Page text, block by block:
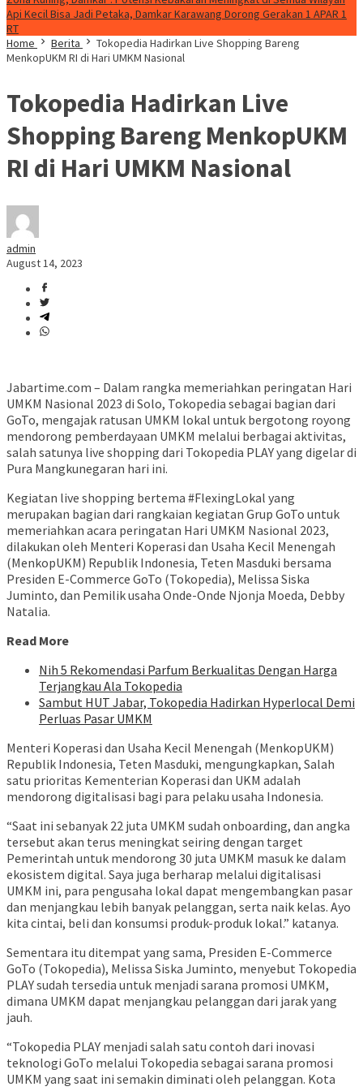
Api Kecil Bisa Jadi Petaka, Damkar Karawang Dorong Gerakan 1 APAR 1
RT
Home
Berita
Tokopedia Hadirkan Live Shopping Bareng
MenkopUKM RI di Hari UMKM Nasional
Tokopedia Hadirkan Live
Shopping Bareng MenkopUKM
RI di Hari UMKM Nasional
admin
August 14, 2023
Jabartime.com – Dalam rangka memeriahkan peringatan Hari
UMKM Nasional 2023 di Solo, Tokopedia sebagai bagian dari
GoTo, mengajak ratusan UMKM lokal untuk bergotong royong
mendorong pemberdayaan UMKM melalui berbagai aktivitas,
salah satunya live shopping dari Tokopedia PLAY yang digelar di
Pura Mangkunegaran hari ini.
Kegiatan live shopping bertema #FlexingLokal yang
merupakan bagian dari rangkaian kegiatan Grup GoTo untuk
memeriahkan acara peringatan Hari UMKM Nasional 2023,
dilakukan oleh Menteri Koperasi dan Usaha Kecil Menengah
(MenkopUKM) Republik Indonesia, Teten Masduki bersama
Presiden E-Commerce GoTo (Tokopedia), Melissa Siska
Juminto, dan Pemilik usaha Onde-Onde Njonja Moeda, Debby
Natalia.
Read More
Nih 5 Rekomendasi Parfum Berkualitas Dengan Harga
Terjangkau Ala Tokopedia
Sambut HUT Jabar, Tokopedia Hadirkan Hyperlocal Demi
Perluas Pasar UMKM
Menteri Koperasi dan Usaha Kecil Menengah (MenkopUKM)
Republik Indonesia, Teten Masduki, mengungkapkan, Salah
satu prioritas Kementerian Koperasi dan UKM adalah
mendorong digitalisasi bagi para pelaku usaha Indonesia.
“Saat ini sebanyak 22 juta UMKM sudah onboarding, dan angka
tersebut akan terus meningkat seiring dengan target
Pemerintah untuk mendorong 30 juta UMKM masuk ke dalam
ekosistem digital. Saya juga berharap melalui digitalisasi
UMKM ini, para pengusaha lokal dapat mengembangkan pasar
dan menjangkau lebih banyak pelanggan, serta naik kelas. Ayo
kita cintai, beli dan konsumsi produk-produk lokal.” katanya.
Sementara itu ditempat yang sama, Presiden E-Commerce
GoTo (Tokopedia), Melissa Siska Juminto, menyebut Tokopedia
PLAY sudah tersedia untuk menjadi sarana promosi UMKM,
dimana UMKM dapat menjangkau pelanggan dari jarak yang
jauh.
“Tokopedia PLAY menjadi salah satu contoh dari inovasi
teknologi GoTo melalui Tokopedia sebagai sarana promosi
UMKM yang saat ini semakin diminati oleh pelanggan. Kota